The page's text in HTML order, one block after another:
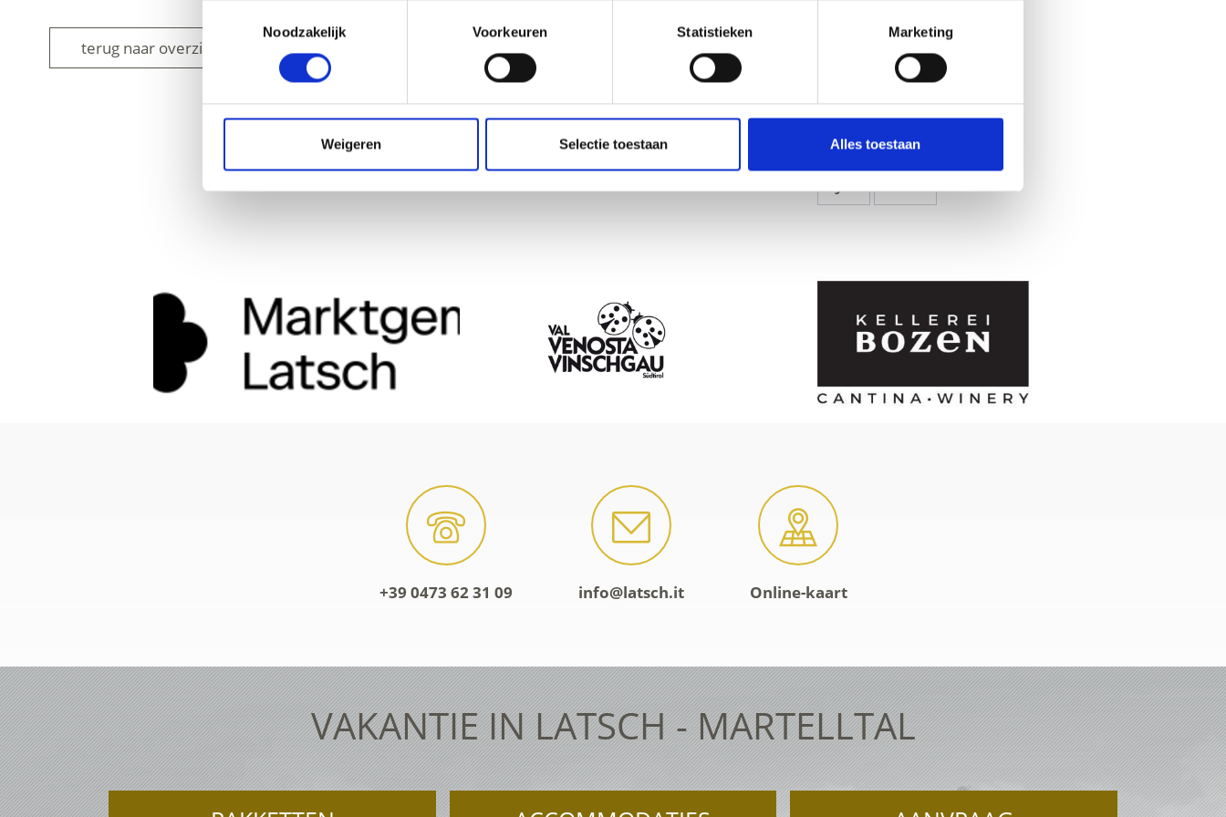
Noodzakelijk
Voorkeuren Statistieken Marketing
Weigeren Selectie toestaan Alles toestaan
terug naar overzicht
+39 0473 62 31 09 info@latsch.it Online-kaart
VAKANTIE IN LATSCH - MARTELLTAL